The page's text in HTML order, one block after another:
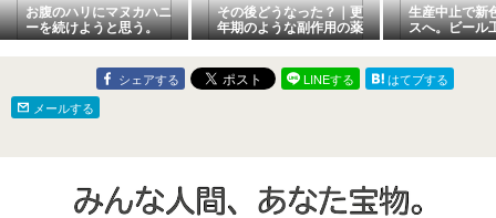
お腹のハリにマヌカハニ
ーを続けようと思う。
その後どうなった？｜更
年期のような副作用の薬
｜急に濃くなった両頬の
シミ
生産中止で新
スへ。ビール
シェアする LINEする
はてブする
メールする